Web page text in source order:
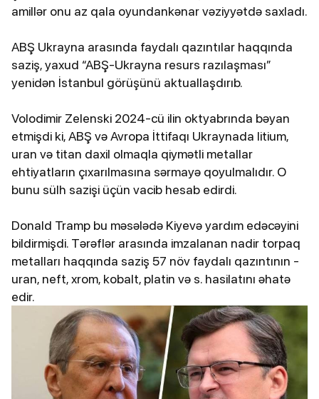
amillər onu az qala oyundankənar vəziyyətdə saxladı.
ABŞ Ukrayna arasında faydalı qazıntılar haqqında
saziş, yaxud “ABŞ-Ukrayna resurs razılaşması”
yenidən İstanbul görüşünü aktuallaşdırıb.
Volodimir Zelenski 2024-cü ilin oktyabrında bəyan
etmişdi ki, ABŞ və Avropa İttifaqı Ukraynada litium,
uran və titan daxil olmaqla qiymətli metallar
ehtiyatların çıxarılmasına sərmayə qoyulmalıdır. O
bunu sülh sazişi üçün vacib hesab edirdi.
Donald Tramp bu məsələdə Kiyevə yardım edəcəyini
bildirmişdi. Tərəflər arasında imzalanan nadir torpaq
metalları haqqında saziş 57 növ faydalı qazıntının -
uran, neft, xrom, kobalt, platin və s. hasilatını əhatə
edir.